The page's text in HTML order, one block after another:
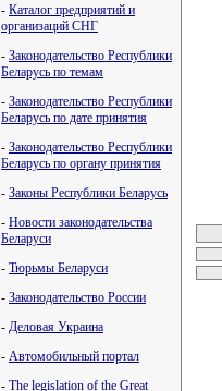
- Каталог предприятий и
организаций СНГ
- Законодательство Республики
Беларусь по темам
- Законодательство Республики
Беларусь по дате принятия
- Законодательство Республики
Беларусь по органу принятия
- Законы Республики Беларусь
- Новости законодательства
Беларуси
- Тюрьмы Беларуси
- Законодательство России
- Деловая Украина
- Автомобильный портал
- The legislation of the Great